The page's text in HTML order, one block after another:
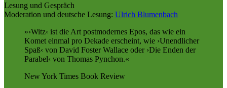
Lesung und Gespräch
Moderation und deutsche Lesung: Ulrich Blumenbach
›Witz‹ ist die Art postmodernes Epos, das wie ein
Komet einmal pro Dekade erscheint, wie ›Unendlicher
Spaß‹ von David Foster Wallace oder ›Die Enden der
Parabel‹ von Thomas Pynchon.
New York Times Book Review